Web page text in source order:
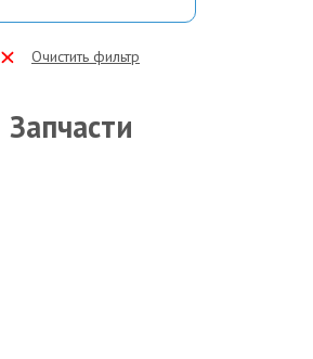
Очистить фильтр
Запчасти